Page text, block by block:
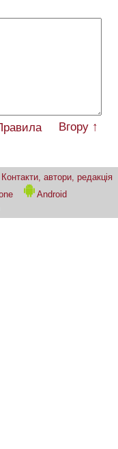
Вгору ↑
Контакти, автори, редакція
Android